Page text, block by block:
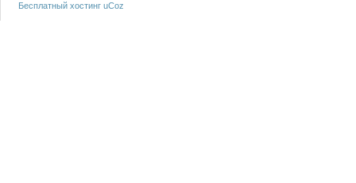
Бесплатный хостинг uCoz